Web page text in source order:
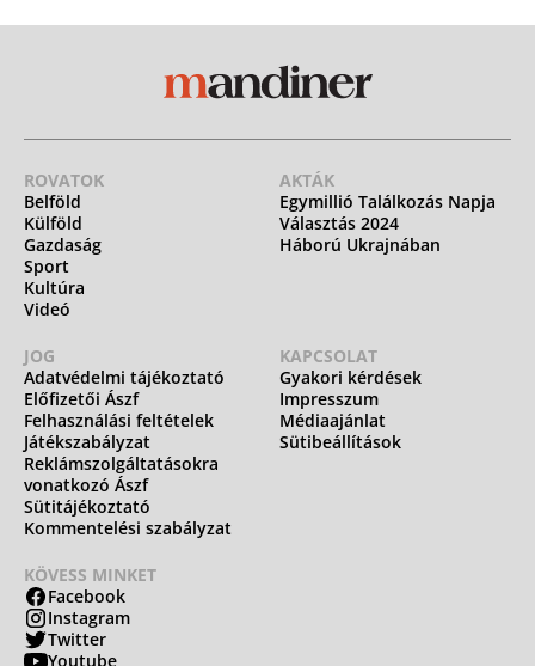
ROVATOK
Belföld
Külföld
Gazdaság
Sport
Kultúra
Videó
AKTÁK
Egymillió Találkozás Napja
Választás 2024
Háború Ukrajnában
JOG
Adatvédelmi tájékoztató
Előfizetői Ászf
Felhasználási feltételek
Játékszabályzat
Reklámszolgáltatásokra
vonatkozó Ászf
Sütitájékoztató
Kommentelési szabályzat
KAPCSOLAT
Gyakori kérdések
Impresszum
Médiaajánlat
Sütibeállítások
KÖVESS MINKET
Facebook
Instagram
Twitter
Youtube